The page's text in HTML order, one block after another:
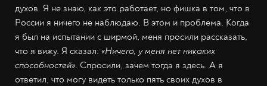
духов. Я не знаю, как это работает, но фишка в том, что в
России я ничего не наблюдаю. В этом и проблема. Когда
я был на испытании с ширмой, меня просили рассказать,
что я вижу. Я сказал: «Ничего, у меня нет никаких
способностей». Спросили, зачем тогда я здесь. А я
ответил, что могу видеть только пять своих духов в